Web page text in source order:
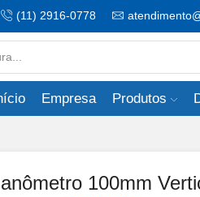
(11) 2916-0778
input
Empresa Produtos
100mm